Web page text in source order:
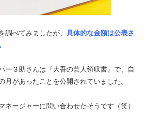
調べてみましたが、 具体的な金額は公表さ
ー３助さんは『大吾の芸人領収書』で、自
月があったことを公開されていました。
ネージャーに問い合わせたそうです（笑）